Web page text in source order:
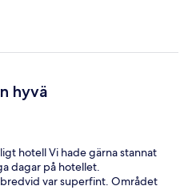
hyvä
hotell Vi hade gärna stannat
dagar på hotellet.
var superfint. Området